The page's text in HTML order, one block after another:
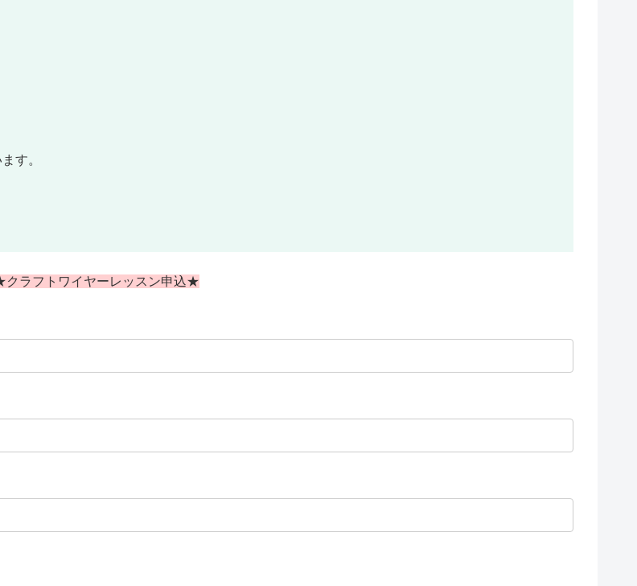
す。
ラフトワイヤーレッスン申込★